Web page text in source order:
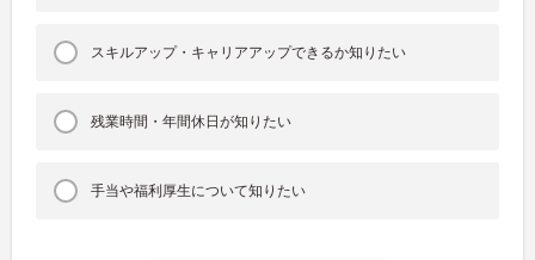
スキルアップ・キャリアアップできるか知りたい
残業時間・年間休日が知りたい
手当や福利厚生について知りたい